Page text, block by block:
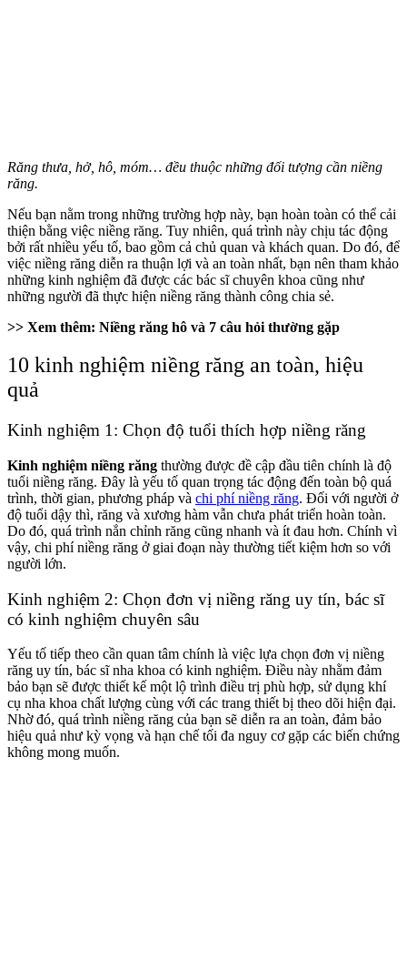
Răng thưa, hở, hô, móm… đều thuộc những đối tượng cần niềng
răng.
Nếu bạn nằm trong những trường hợp này, bạn hoàn toàn có thể cải
thiện bằng việc niềng răng. Tuy nhiên, quá trình này chịu tác động
bởi rất nhiều yếu tố, bao gồm cả chủ quan và khách quan. Do đó, để
việc niềng răng diễn ra thuận lợi và an toàn nhất, bạn nên tham khảo
những kinh nghiệm đã được các bác sĩ chuyên khoa cũng như
những người đã thực hiện niềng răng thành công chia sẻ.
>> Xem thêm: Niềng răng hô và 7 câu hỏi thường gặp
10 kinh nghiệm niềng răng an toàn, hiệu
quả
Kinh nghiệm 1: Chọn độ tuổi thích hợp niềng răng
Kinh nghiệm niềng răng thường được đề cập đầu tiên chính là độ
tuổi niềng răng. Đây là yếu tố quan trọng tác động đến toàn bộ quá
trình, thời gian, phương pháp và chi phí niềng răng. Đối với người ở
độ tuổi dậy thì, răng và xương hàm vẫn chưa phát triển hoàn toàn.
Do đó, quá trình nắn chỉnh răng cũng nhanh và ít đau hơn. Chính vì
vậy, chi phí niềng răng ở giai đoạn này thường tiết kiệm hơn so với
người lớn.
Kinh nghiệm 2: Chọn đơn vị niềng răng uy tín, bác sĩ
có kinh nghiệm chuyên sâu
Yếu tố tiếp theo cần quan tâm chính là việc lựa chọn đơn vị niềng
răng uy tín, bác sĩ nha khoa có kinh nghiệm. Điều này nhằm đảm
bảo bạn sẽ được thiết kế một lộ trình điều trị phù hợp, sử dụng khí
cụ nha khoa chất lượng cùng với các trang thiết bị theo dõi hiện đại.
Nhờ đó, quá trình niềng răng của bạn sẽ diễn ra an toàn, đảm bảo
hiệu quả như kỳ vọng và hạn chế tối đa nguy cơ gặp các biến chứng
không mong muốn.